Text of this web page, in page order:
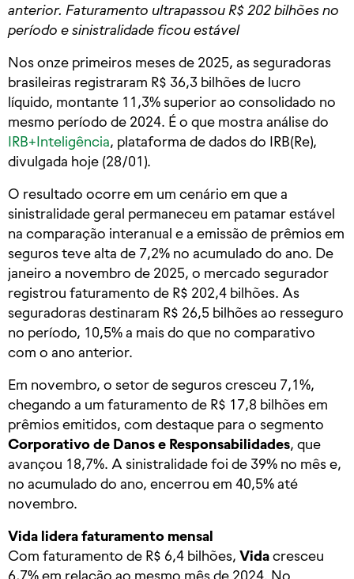
anterior. Faturamento ultrapassou R$ 202 bilhões no
período e sinistralidade ficou estável
Nos onze primeiros meses de 2025, as seguradoras
brasileiras registraram R$ 36,3 bilhões de lucro
líquido, montante 11,3% superior ao consolidado no
mesmo período de 2024. É o que mostra análise do
IRB+Inteligência, plataforma de dados do IRB(Re),
divulgada hoje (28/01).
O resultado ocorre em um cenário em que a
sinistralidade geral permaneceu em patamar estável
na comparação interanual e a emissão de prêmios em
seguros teve alta de 7,2% no acumulado do ano. De
janeiro a novembro de 2025, o mercado segurador
registrou faturamento de R$ 202,4 bilhões. As
seguradoras destinaram R$ 26,5 bilhões ao resseguro
no período, 10,5% a mais do que no comparativo
com o ano anterior.
Em novembro, o setor de seguros cresceu 7,1%,
chegando a um faturamento de R$ 17,8 bilhões em
prêmios emitidos, com destaque para o segmento
Corporativo de Danos e Responsabilidades, que
avançou 18,7%. A sinistralidade foi de 39% no mês e,
no acumulado do ano, encerrou em 40,5% até
novembro.
Vida lidera faturamento mensal
Com faturamento de R$ 6,4 bilhões, Vidacresceu
6,7% em relação ao mesmo mês de 2024. No